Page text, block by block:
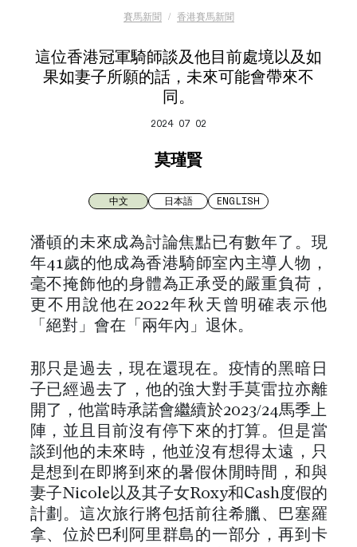
賽馬新聞 香港賽馬新聞
這位香港冠軍騎師談及他目前處境以及如
果如妻子所願的話，未來可能會帶來不
同。
2024 07 02
莫瑾賢
中文 日本語 ENGLISH
潘頓的未來成為討論焦點已有數年了。現
年41歲的他成為香港騎師室內主導人物，
毫不掩飾他的身體為正承受的嚴重負荷，
更不用說他在2022年秋天曾明確表示他
「絕對」會在「兩年內」退休。
那只是過去，現在還現在。疫情的黑暗日
子已經過去了，他的強大對手莫雷拉亦離
開了，他當時承諾會繼續於2023/24馬季上
陣，並且目前沒有停下來的打算。但是當
談到他的未來時，他並沒有想得太遠，只
是想到在即將到來的暑假休閒時間，和與
妻子Nicole以及其子女Roxy和Cash度假的
計劃。這次旅行將包括前往希臘、巴塞羅
拿、位於巴利阿里群島的一部分，再到卡